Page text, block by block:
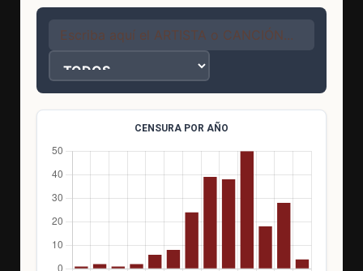
CENSURA POR AÑO